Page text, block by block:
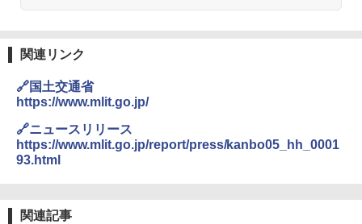
A26 地球の歩き方 チェコ ポーランド スロヴ
ァキア 2026～2027 地球の歩き方A ヨーロッ
パ
テント ワンタッチ RENEW 幅200 2-3人用 43
500002(89232)
￥5,999
GRANDOOR ステンレス保冷剤 2個セット 2
コンパクト 保冷力長持ち
関連リンク
🔗国土交通省
https://www.mlit.go.jp/
🔗ニュースリリース
https://www.mlit.go.jp/report/press/kanbo05_hh_0001
93.html
関連記事